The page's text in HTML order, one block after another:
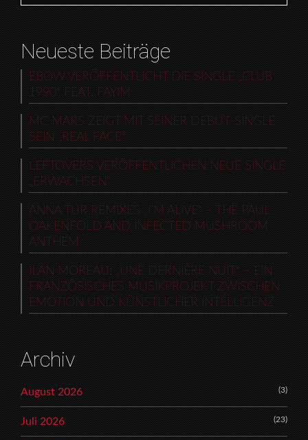
Neueste Beiträge
EBOW VERÖFFENTLICHT DIE SINGLE „CLUB
1990“ FEAT. FAYIM
MC MARS ZEIGT MIT SEINER DEBUT-SINGLE
SEIN „REAL FACE“
LEFTOVERS VERÖFFENTLICHEN NEUE SINGLE
„ERWACHSEN“
ANNA TUR REMIXES „I’M ALIVE“ – THE PAUL
OAKENFOLD AND INFECTED MUSHROOM
ANTHEM
ILAN MOREAU: „UNE DERNIÈRE NUIT“ – EIN
FRANZÖSISCHES MUSIKPROJEKT ZWISCHEN
EMOTION UND KÜNSTLICHER INTELLIGENZ
Archiv
August 2026 (3)
Juli 2026 (23)